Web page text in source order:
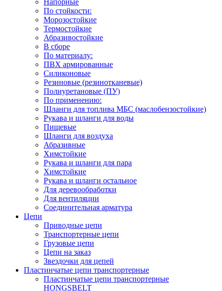
По стойкости:
Морозостойкие
Термостойкие
Абразивостойкие
В сборе
По материалу:
ПВХ армированные
Силиконовые
Резиновые (резинотканевые)
Полиуретановые (ПУ)
По применению:
Шланги для топлива МБС (маслобензостойкие)
Рукава и шланги для воды
Пищевые
Шланги для воздуха
Абразивные
Химстойкие
Рукава и шланги для пара
Химстойкие
Рукава и шланги остальное
Для деревообработки
Для вентиляции
Соединительная арматура
Цепи
Приводные цепи
Транспортерные цепи
Грузовые цепи
Цепи на заказ
Звездочки для цепей
Пластинчатые цепи транспортерные
Пластинчатые цепи транспортерные
HONGSBELT